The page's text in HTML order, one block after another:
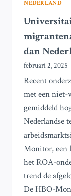
NEDERLAND
dan
februari 2, 2025
Recent
met een niet-
gemiddeld
Nederlandse
Monitor, een
het ROA-
trend de
De HBO-